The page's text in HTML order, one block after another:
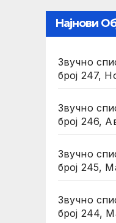
Најнови
Звучно
број 247,
Звучно
број 246,
Звучно
број 245,
Звучно
број 244,